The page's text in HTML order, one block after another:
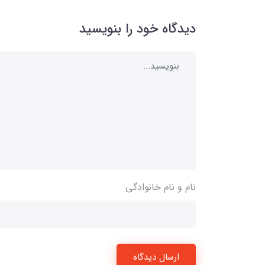
دیدگاه خود را بنویسید
نام و نام خانوادگی
ارسال دیدگاه